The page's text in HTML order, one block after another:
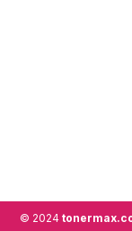
© 2024